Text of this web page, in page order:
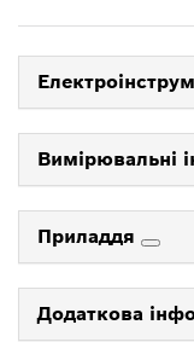
Вимірювальні
Приладдя
Додаткова